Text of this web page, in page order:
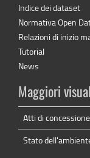
Indice dei dataset
Normativa Open
Relazioni di inizio
Tutorial
News
Maggiori
Atti di concessione
Stato